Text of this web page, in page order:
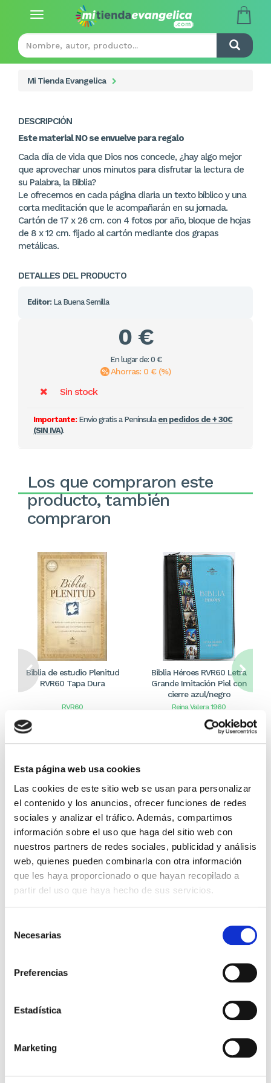
Esta página web usa cookies
Las cookies de este sitio web se usan para personalizar
el contenido y los anuncios, ofrecer funciones de redes
sociales y analizar el tráfico. Además, compartimos
información sobre el uso que haga del sitio web con
nuestros partners de redes sociales, publicidad y análisis
web, quienes pueden combinarla con otra información
que les haya proporcionado o que hayan recopilado a
partir del uso que haya hecho de sus servicios.
Necesarias
Preferencias
Estadística
Marketing
Toggle
Mi Tienda Evangelica
DESCRIPCIÓN
Este material NO se envuelve para regalo
Cada día de vida que Dios nos concede, ¿hay algo mejor
que aprovechar unos minutos para disfrutar la lectura de
su Palabra, la Biblia?
Le ofrecemos en cada página diaria un texto bíblico y una
corta meditación que le acompañarán en su jornada.
Cartón de 17 x 26 cm. con 4 fotos por año, bloque de hojas
de 8 x 12 cm. fijado al cartón mediante dos grapas
metálicas.
DETALLES DEL PRODUCTO
Editor: La Buena Semilla
0 €
En lugar de: 0 €
Ahorras: 0 € (%)
Sin stock
Importante:Envío gratis a Península en pedidos de + 30€
(SIN IVA).
Los que compraron este
producto, también
compraron
Biblia de estudio Plenitud
RVR60 Tapa Dura
RVR60
49,99€
47,49€
Biblia Héroes RVR60 Letra
Grande Imitación Piel con
cierre azul/negro
Reina Valera 1960
1,50€ (5%)
28,49€
Otros títulos del autor
9,49€
0,80€ (5%)
Stock:-